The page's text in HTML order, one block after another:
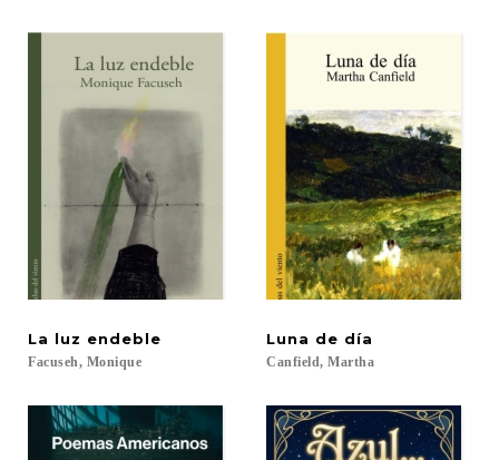
La luz endeble
Facuseh, Monique
Luna de día
Canfield, Martha